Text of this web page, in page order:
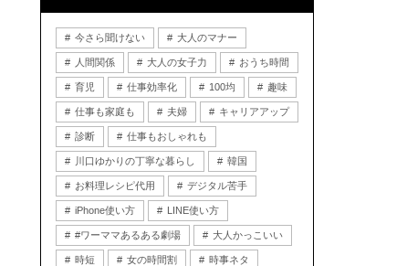
今さら聞けない 大人のマナー
人間関係 大人の女子力 おうち時間
育児 仕事効率化 100均 趣味
仕事も家庭も 夫婦 キャリアアップ
診断 仕事もおしゃれも
川口ゆかりの丁寧な暮らし 韓国
お料理レシピ代用 デジタル苦手
iPhone使い方 LINE使い方
#ワーママあるある劇場 大人かっこいい
時短 女の時間割 時事ネタ